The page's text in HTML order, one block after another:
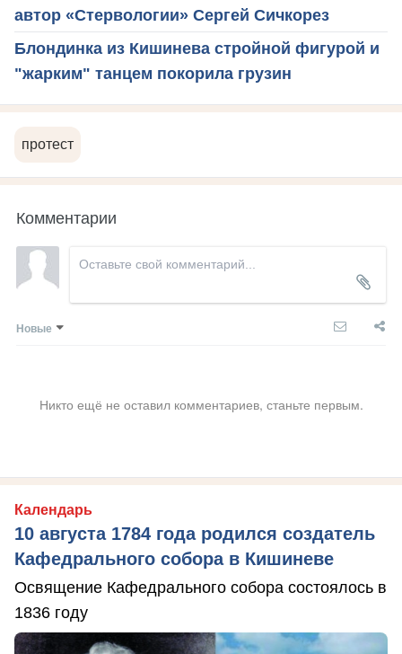
автор «Стервологии» Сергей Сичкорез
Блондинка из Кишинева стройной фигурой и
"жарким" танцем покорила грузин
протест
Комментарии
Новые
Никто ещё не оставил комментариев, станьте первым.
Календарь
10 августа 1784 года родился создатель
Кафедрального собора в Кишиневе
Освящение Кафедрального собора состоялось в
1836 году